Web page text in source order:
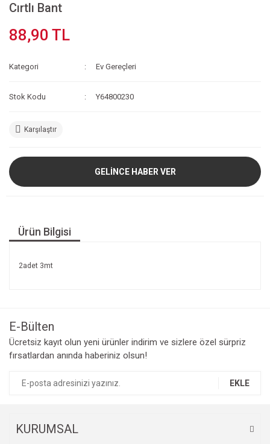
Cırtlı Bant
88,90 TL
Kategori Ev Gereçleri
Stok Kodu Y64800230
Karşılaştır
GELİNCE HABER VER
Ürün Bilgisi
2adet 3mt
E-Bülten
Ücretsiz kayıt olun yeni ürünler indirim ve sizlere özel sürpriz
fırsatlardan anında haberiniz olsun!
EKLE
KURUMSAL